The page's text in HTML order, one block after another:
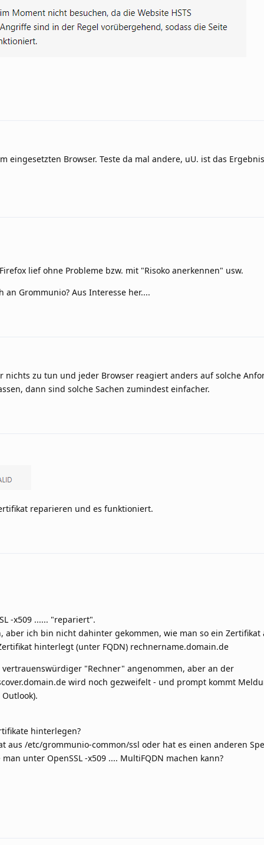
eingesetzten Browser. Teste da mal andere, uU. ist das Ergebnis
lief ohne Probleme bzw. mit "Risoko anerkennen" usw.
an Grommunio? Aus Interesse her....
nichts zu tun und jeder Browser reagiert anders auf solche
dann sind solche Sachen zumindest einfacher.
reparieren und es funktioniert.
-x509 ...... "repariert".
aber ich bin nicht dahinter gekommen, wie man so ein
hinterlegt (unter FQDN) rechnername.domain.de
"Rechner" angenommen, aber an der
wird noch gezweifelt - und prompt kommt
hinterlegen?
aus /etc/grommunio-common/ssl oder hat es einen anderen
unter OpenSSL -x509 .... MultiFQDN machen kann?